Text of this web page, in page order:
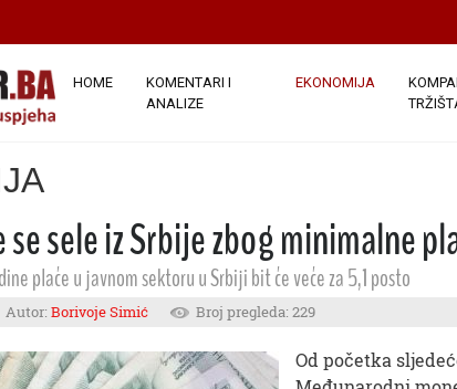
HOME
KOMENTARI I
ANALIZE
EKONOMIJA
sele iz Srbije zbog minimalne
plaće u javnom sektoru u Srbiji bit će veće za 5,1 posto
Autor: Borivoje Simić Broj pregleda: 229
Od početka